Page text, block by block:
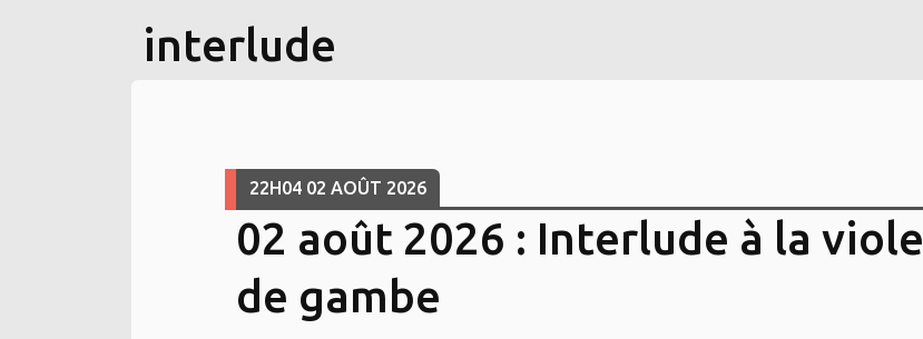
interlude
22H04 02 AOÛT 2026
02 août 2026 : Interlude à la viole
de gambe